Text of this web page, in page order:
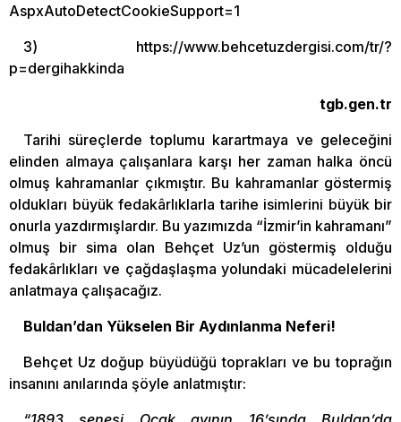
AspxAutoDetectCookieSupport=1
3) https://www.behcetuzdergisi.com/tr/?
p=dergihakkinda
tgb.gen.tr
Tarihi süreçlerde toplumu karartmaya ve geleceğini
elinden almaya çalışanlara karşı her zaman halka öncü
olmuş kahramanlar çıkmıştır. Bu kahramanlar göstermiş
oldukları büyük fedakârlıklarla tarihe isimlerini büyük bir
onurla yazdırmışlardır. Bu yazımızda “İzmir’in kahramanı”
olmuş bir sima olan Behçet Uz’un göstermiş olduğu
fedakârlıkları ve çağdaşlaşma yolundaki mücadelelerini
anlatmaya çalışacağız.
Buldan’dan Yükselen Bir Aydınlanma Neferi!
Behçet Uz doğup büyüdüğü toprakları ve bu toprağın
insanını anılarında şöyle anlatmıştır: